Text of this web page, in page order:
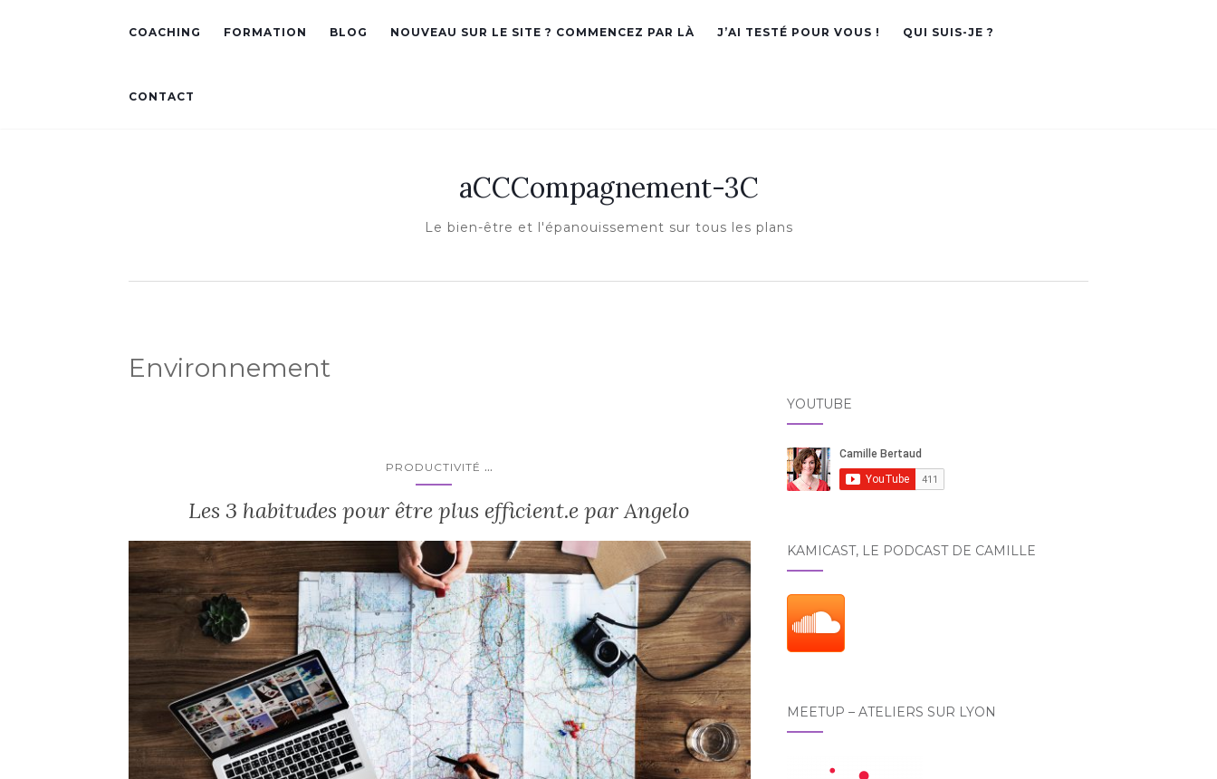
COACHING FORMATION BLOG NOUVEAU SUR LE SITE ? COMMENCEZ PAR LÀ J’AI TESTÉ POUR VOUS ! QUI SUIS-JE ?
CONTACT
aCCCompagnement-3C
Le bien-être et l'épanouissement sur tous les plans
Environnement
PRODUCTIVITÉ ...
Les 3 habitudes pour être plus efficient.e par Angelo
YOUTUBE
KAMICAST, LE PODCAST DE CAMILLE
MEETUP – ATELIERS SUR LYON